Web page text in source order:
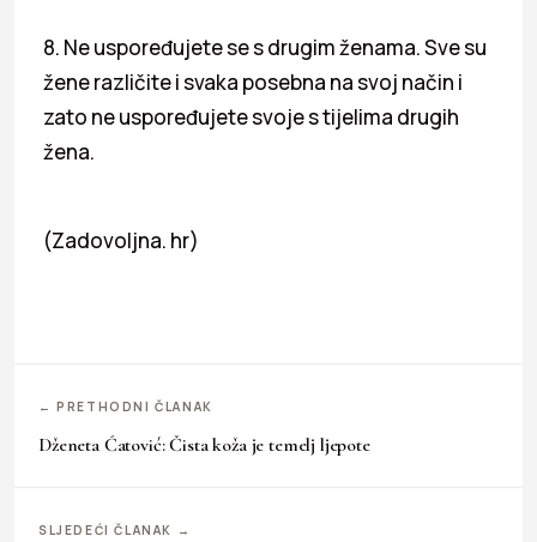
8. Ne uspoređujete se s drugim ženama. Sve su
žene različite i svaka posebna na svoj način i
zato ne uspoređujete svoje s tijelima drugih
žena.
(Zadovoljna. hr)
← PRETHODNI ČLANAK
Dženeta Ćatović: Čista koža je temelj ljepote
SLJEDEĆI ČLANAK →